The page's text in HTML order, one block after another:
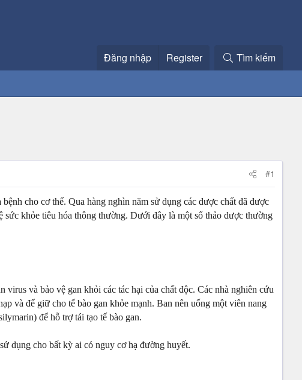
Đăng nhập Register Tìm kiếm
#1
cho cơ thể. Qua hàng nghìn năm sử dụng các dược chất đã được
sức khỏe tiêu hóa thông thường. Dưới đây là một số thảo dược thường
và bảo vệ gan khỏi các tác hại của chất độc. Các nhà nghiên cứu
và để giữ cho tế bào gan khỏe mạnh. Ban nên uống một viên nang
để hỗ trợ tái tạo tế bào gan.
dụng cho bất kỳ ai có nguy cơ hạ đường huyết.